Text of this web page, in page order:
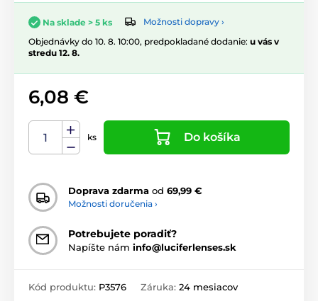
Na sklade > 5 ks
Možnosti dopravy ›
Objednávky do 10. 8. 10:00, predpokladané dodanie: u vás v
stredu 12. 8.
6,08 €
ks Do košíka
Doprava zdarma od 69,99 €
Možnosti doručenia ›
Potrebujete poradiť?
Napíšte nám info@luciferlenses.sk
Kód produktu: P3576 Záruka: 24 mesiacov